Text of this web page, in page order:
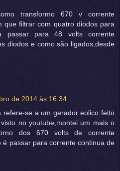
transformo 670 v corrente
que filtrar com quatro diodos para
passar para 48 volts corrente
diodos e como são ligados,desde
de 2014 às 16:34
refere-se a um gerador eolico feito
no youtube,montei um mais o
dos 670 volts de corrente
é passar para corrente continua de